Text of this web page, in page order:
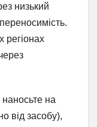
низький
регіонах
наносьте на
від засобу),